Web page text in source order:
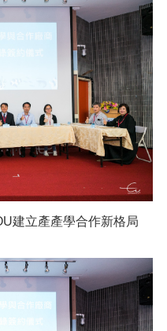
建立產產學合作新格局